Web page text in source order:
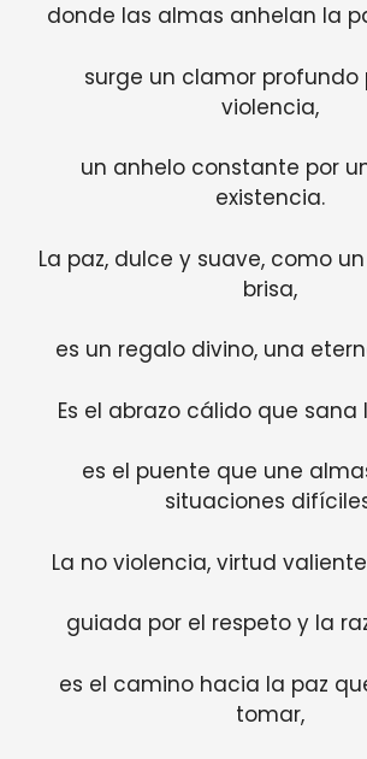
donde las almas anhelan la
surge un clamor profundo
violencia,
un anhelo constante por
existencia.
La paz, dulce y suave, como
brisa,
es un regalo divino, una
Es el abrazo cálido que sana
es el puente que une
situaciones
La no violencia, virtud
guiada por el respeto y la
es el camino hacia la paz
tomar,